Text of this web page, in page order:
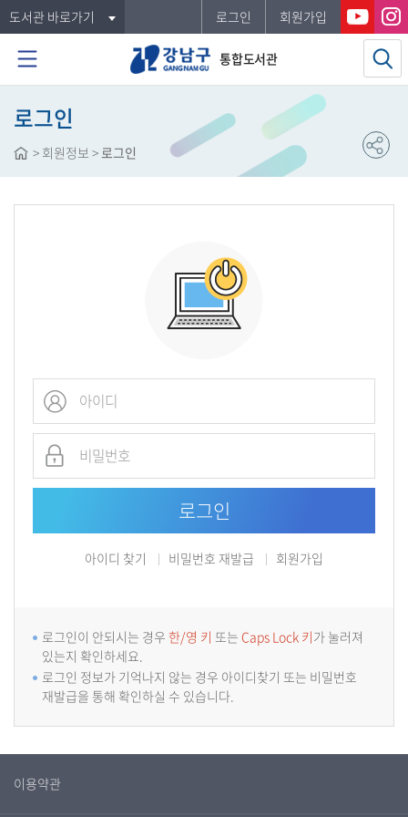
도서관 바로가기 로그인 회원가입
통합도서관
로그인
> 회원정보 >로그인
아이디 찾기 비밀번호 재발급 회원가입
로그인이 안되시는 경우 한/영 키 또는 Caps Lock 키가 눌러져
있는지 확인하세요.
로그인 정보가 기억나지 않는 경우 아이디찾기 또는 비밀번호
재발급을 통해 확인하실 수 있습니다.
이용약관